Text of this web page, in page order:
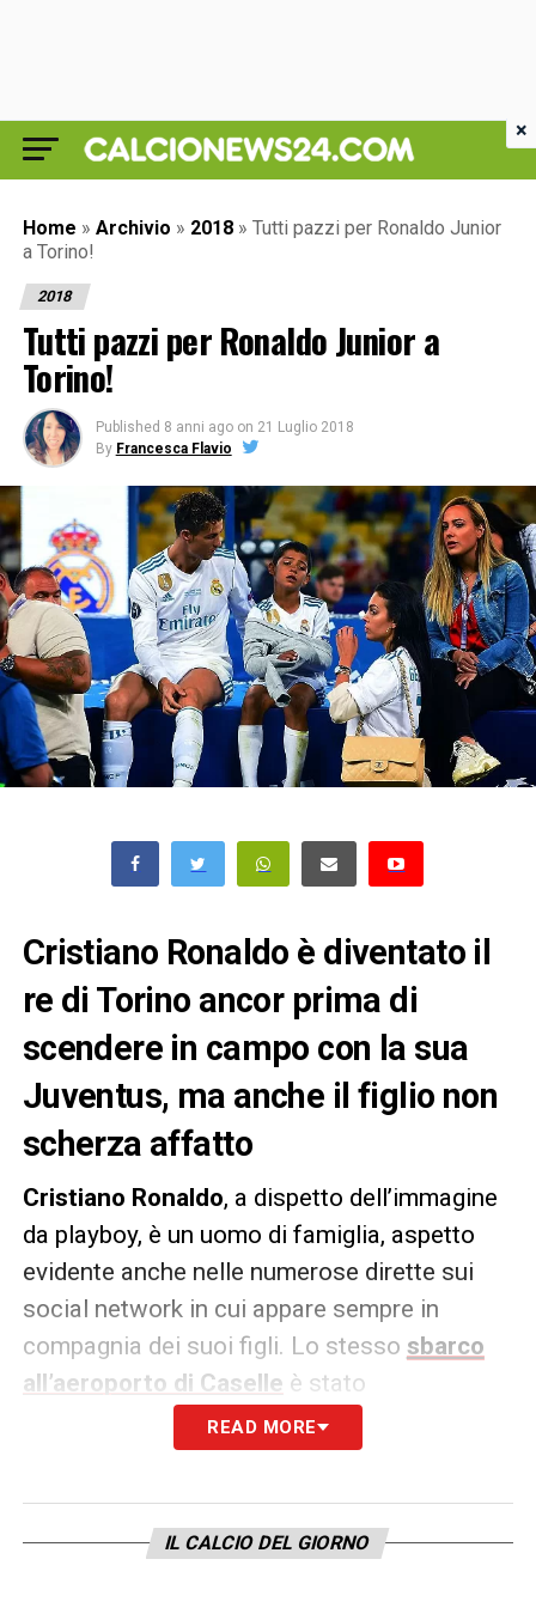
Home » Archivio » 2018 » Tutti pazzi per Ronaldo Junior
a Torino!
2018
Tutti pazzi per Ronaldo Junior a
Torino!
Published 8 anni ago on 21 Luglio 2018
By Francesca Flavio
Cristiano Ronaldo è diventato il
re di Torino ancor prima di
scendere in campo con la sua
Juventus, ma anche il figlio non
scherza affatto
Cristiano Ronaldo, a dispetto dell’immagine
da playboy, è un uomo di famiglia, aspetto
evidente anche nelle numerose dirette sui
social network in cui appare sempre in
compagnia dei suoi figli. Lo stesso sbarco
all’aeroporto di Caselle è stato
caratterizzato dall’arrivo della madre, della
compagna Georgina e, appunto, dei suoi
, primo figlio del fuoriclasse
READ MORE
IL CALCIO DEL GIORNO
×